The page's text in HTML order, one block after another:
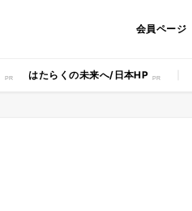
会員ページ
はたらくの未来へ/日本HP